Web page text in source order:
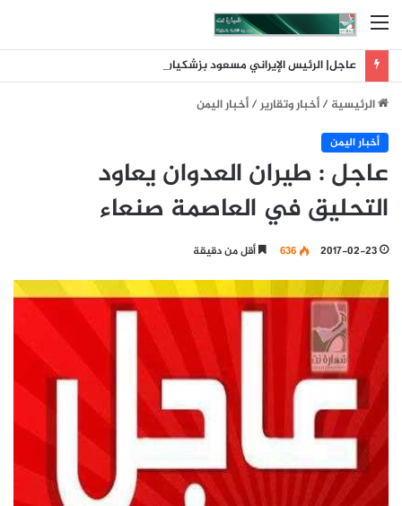
القائمة
الرئيسية/أخبار وتقارير/أخبار اليمن
أخبار اليمن
عاجل : طيران العدوان يعاود
التحليق في العاصمة صنعاء
2017-02-23
636 أقل من دقيقة